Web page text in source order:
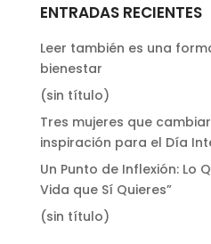
ENTRADAS RECIENTES
Leer también es una
bienestar
(sin título)
Tres mujeres que
inspiración para el Día
Un Punto de Inflexión: Lo
Vida que Sí Quieres”
(sin título)